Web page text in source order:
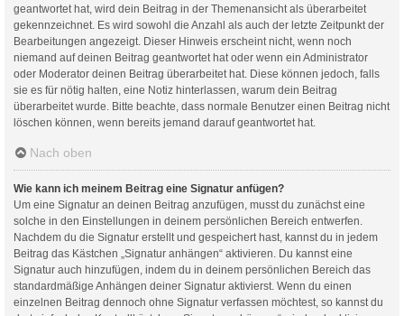
geantwortet hat, wird dein Beitrag in der Themenansicht als überarbeitet
gekennzeichnet. Es wird sowohl die Anzahl als auch der letzte Zeitpunkt der
Bearbeitungen angezeigt. Dieser Hinweis erscheint nicht, wenn noch
niemand auf deinen Beitrag geantwortet hat oder wenn ein Administrator
oder Moderator deinen Beitrag überarbeitet hat. Diese können jedoch, falls
sie es für nötig halten, eine Notiz hinterlassen, warum dein Beitrag
überarbeitet wurde. Bitte beachte, dass normale Benutzer einen Beitrag nicht
löschen können, wenn bereits jemand darauf geantwortet hat.
Nach oben
Wie kann ich meinem Beitrag eine Signatur anfügen?
Um eine Signatur an deinen Beitrag anzufügen, musst du zunächst eine
solche in den Einstellungen in deinem persönlichen Bereich entwerfen.
Nachdem du die Signatur erstellt und gespeichert hast, kannst du in jedem
Beitrag das Kästchen „Signatur anhängen“ aktivieren. Du kannst eine
Signatur auch hinzufügen, indem du in deinem persönlichen Bereich das
standardmäßige Anhängen deiner Signatur aktivierst. Wenn du einen
einzelnen Beitrag dennoch ohne Signatur verfassen möchtest, so kannst du